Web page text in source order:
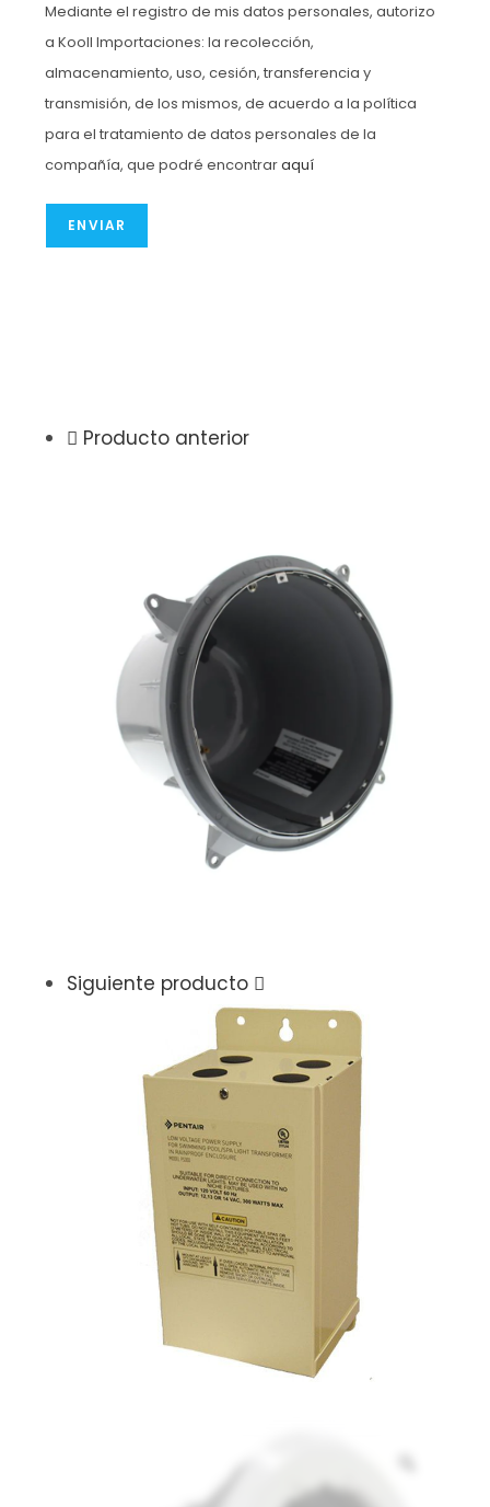
Mediante el registro de mis datos personales, autorizo
a Kooll Importaciones: la recolección,
almacenamiento, uso, cesión, transferencia y
transmisión, de los mismos, de acuerdo a la política
para el tratamiento de datos personales de la
compañía, que podré encontraraquí
ENVIAR
Producto anterior
Siguiente producto